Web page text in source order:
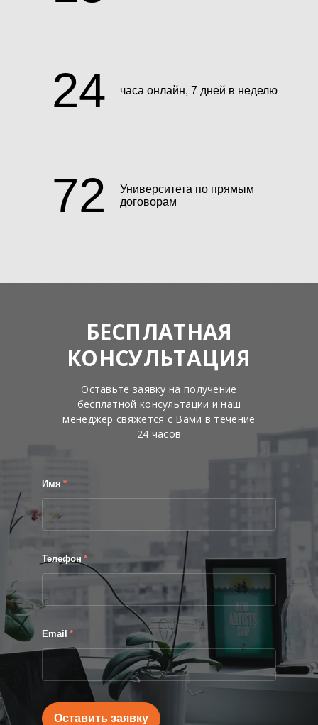
24
часа онлайн, 7 дней в неделю
72
Университета по прямым
договорам
БЕСПЛАТНАЯ
КОНСУЛЬТАЦИЯ
Оставьте заявку на получение
бесплатной консультации и наш
менеджер свяжется с Вами в течение
24 часов
Имя *
Телефон *
Email *
Оставить заявку